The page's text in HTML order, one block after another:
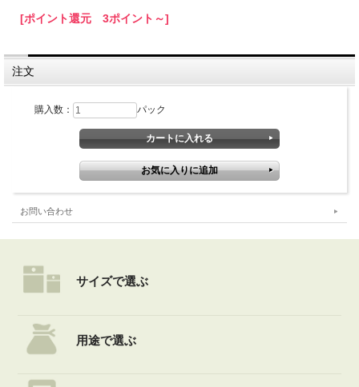
[ポイント還元 3ポイント～]
注文
購入数： パック
お問い合わせ
サイズで選ぶ
用途で選ぶ